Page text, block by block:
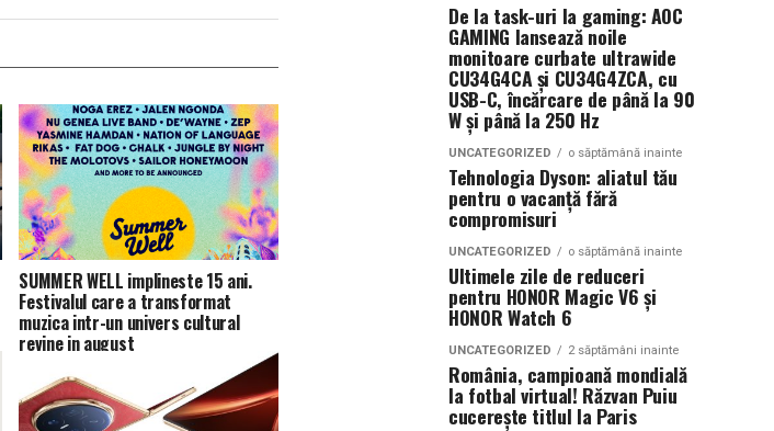
SUMMER WELL implineste 15 ani.
Festivalul care a transformat
muzica intr-un univers cultural
revine in august
De la task-uri la gaming: AOC
GAMING lansează noile
monitoare curbate ultrawide
CU34G4CA și CU34G4ZCA, cu
USB-C, încărcare de până la 90
W și până la 250 Hz
UNCATEGORIZED o săptămână inainte
Tehnologia Dyson: aliatul tău
pentru o vacanță fără
compromisuri
UNCATEGORIZED o săptămână inainte
Ultimele zile de reduceri
pentru HONOR Magic V6 și
HONOR Watch 6
UNCATEGORIZED 2 săptămâni inainte
România, campioană mondială
la fotbal virtual! Răzvan Puiu
cucerește titlul la Paris